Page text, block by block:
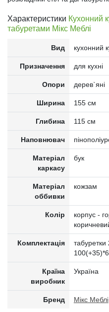
Характеристики Кухонний
табуретами Мікс Меблі
Вид кухонний
Призначення для кухні
Опори дерев`яні
Ширина 155 см
Глибина 115 см
Наповнювач
Матеріал
каркасу
бук
Матеріал
оббивки
кожзам
Колір
корпус -
Комплектація
табуретки
Країна
виробник
Україна
Бренд Мікс Меблі